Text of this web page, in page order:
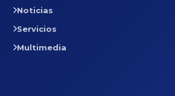
Noticias
Servicios
Multimedia